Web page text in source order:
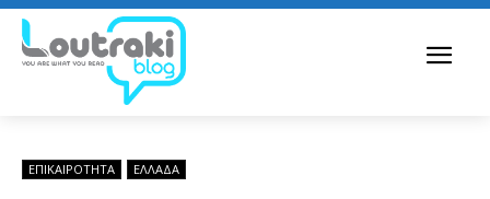
ΕΠΙΚΑΙΡΟΤΗΤΑ ΕΛΛΆΔΑ